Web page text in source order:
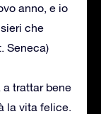
anno, e io
che
Seneca)
a trattar bene
la vita felice.